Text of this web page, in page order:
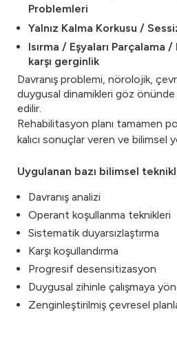
Problemleri
Yalnız Kalma Korkusu /
Isırma / Eşyaları Parçalama
karşı gerginlik
Davranış problemi, nörolojik,
duygusal dinamikleri göz
edilir.
Rehabilitasyon planı tamamen
kalıcı sonuçlar veren ve bilimsel
Uygulanan bazı bilimsel
Davranış analizi
Operant koşullanma teknikleri
Sistematik duyarsızlaştırma
Karşı koşullandırma
Progresif desensitizasyon
Duygusal zihinle çalışmaya
Zenginleştirilmiş çevresel